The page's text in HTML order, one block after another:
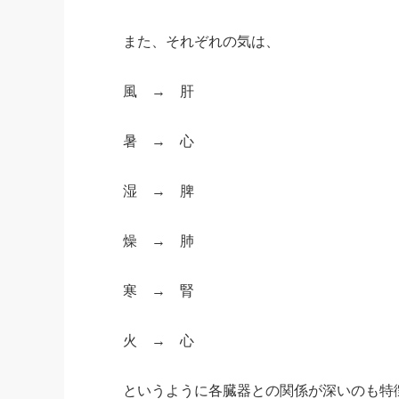
また、それぞれの気は、
風 → 肝
暑 → 心
湿 → 脾
燥 → 肺
寒 → 腎
火 → 心
というように各臓器との関係が深いのも特